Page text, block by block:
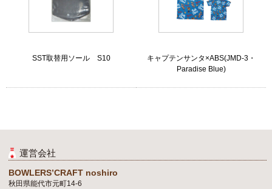
SST取替用ソール S10
キャプテンサンタ×ABS(JMD-3・
Paradise Blue)
運営会社
BOWLERS’CRAFT noshiro
秋田県能代市元町14-6